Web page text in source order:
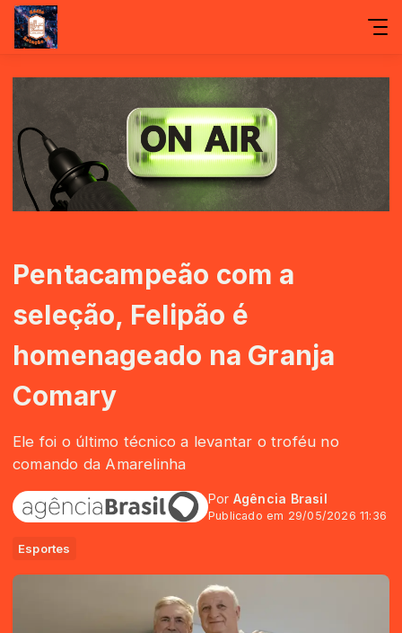
Pentacampeão com a
seleção, Felipão é
homenageado na Granja
Comary
Ele foi o último técnico a levantar o troféu no
comando da Amarelinha
Por Agência Brasil
Publicado em 29/05/2026 11:36
Esportes